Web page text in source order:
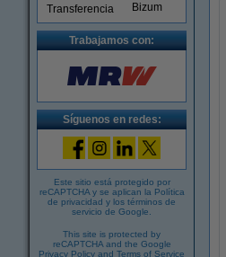
Transferencia Bizum
Trabajamos con:
Síguenos en redes:
Este sitio está protegido por
reCAPTCHA y se aplican la Política
de privacidad y los términos de
servicio de Google
This site is protected by
reCAPTCHA and the Google
Privacy Policy and Terms of Service